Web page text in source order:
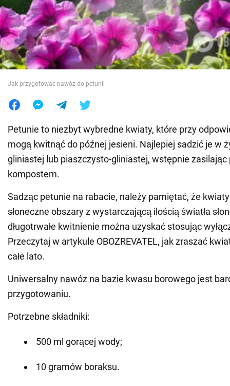
Wojna na Ukrainie
Świat
Jedzenie
Jak przygotować nawóz do petunii
Petunie to niezbyt wybredne kwiaty, które przy
mogą kwitnąć do późnej jesieni. Najlepiej sadzić je w
gliniastej lub piaszczysto-gliniastej, wstępnie zasilając
kompostem.
Sadząc petunie na rabacie, należy pamiętać, że
słoneczne obszary z wystarczającą ilością światła
długotrwałe kwitnienie można uzyskać stosując
Przeczytaj w artykule OBOZREVATEL, jak zraszać
całe lato.
Uniwersalny nawóz na bazie kwasu borowego jest
przygotowaniu.
Potrzebne składniki:
500 ml gorącej wody;
10 gramów boraksu.